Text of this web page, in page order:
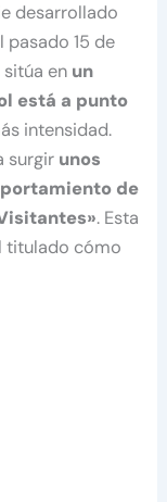
desarrollado
15 de
en un
está a punto
intensidad.
surgir unos
de
. Esta
titulado cómo